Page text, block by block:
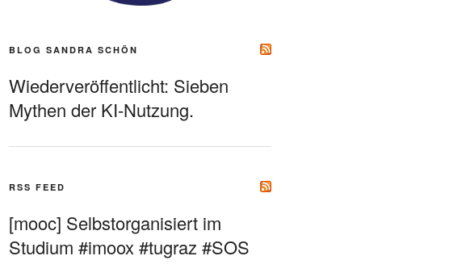
BLOG SANDRA SCHÖN
Wiederveröffentlicht: Sieben
Mythen der KI-Nutzung.
RSS FEED
[mooc] Selbstorganisiert im
Studium #imoox #tugraz #SOS